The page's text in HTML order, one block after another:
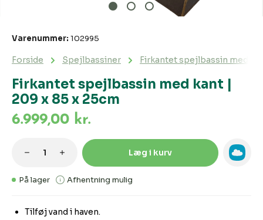
Firkantet spejlbassin med kant |
209 x 85 x 25cm
Forside Spejlbassiner Firkantet spejlbassin med
Varenummer: 102995
Tilføj vand i haven.
6.999,00 kr.
På lager Afhentning mulig
Produktmængde: Indtast den
Læg i kurv